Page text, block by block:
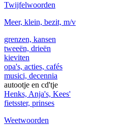
Twijfelwoorden
Meer, klein, bezit, m/v
grenzen, kansen
tweeën, drieën
kieviten
opa's, acties, cafés
musici, decennia
autootje en cd'tje
Henks, Anja's, Kees'
fietsster, prinses
Weetwoorden